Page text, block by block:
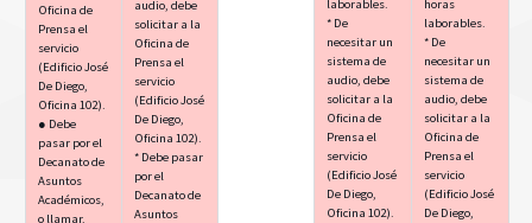
Oficina de
Prensa el
servicio
(Edificio José
De Diego,
Oficina 102).
● Debe
pasar por el
Decanato de
Asuntos
Académicos,
o llamar,
audio, debe
solicitar a la
Oficina de
Prensa el
servicio
(Edificio José
De Diego,
Oficina 102).
* Debe pasar
por el
Decanato de
Asuntos
* De
necesitar un
sistema de
audio, debe
solicitar a la
Oficina de
Prensa el
servicio
(Edificio José
De Diego,
Oficina 102).
laborables.
* De
necesitar un
sistema de
audio, debe
solicitar a la
Oficina de
Prensa el
servicio
(Edificio José
De Diego,